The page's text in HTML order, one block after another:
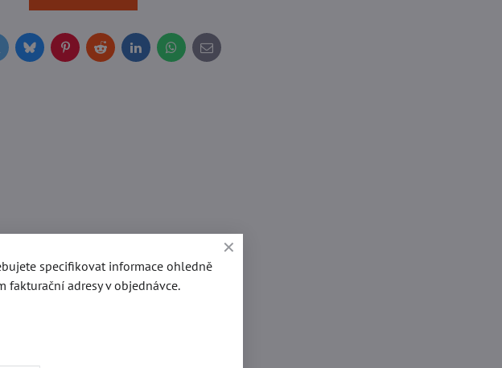
BlueskyPinterestRedditLinkedInWhatsApp
E-
mail
specifikovat informace ohledně
adresy v objednávce.